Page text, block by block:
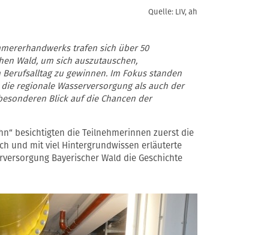
Quelle: LIV, ah
trafen sich über 50
Wald, um sich auszutauschen,
zu gewinnen. Im Fokus standen
regionale Wasserversorgung als auch der
Blick auf die Chancen der
besichtigten die Teilnehmerinnen zuerst die
und mit viel Hintergrundwissen erläuterte
Bayerischer Wald die Geschichte